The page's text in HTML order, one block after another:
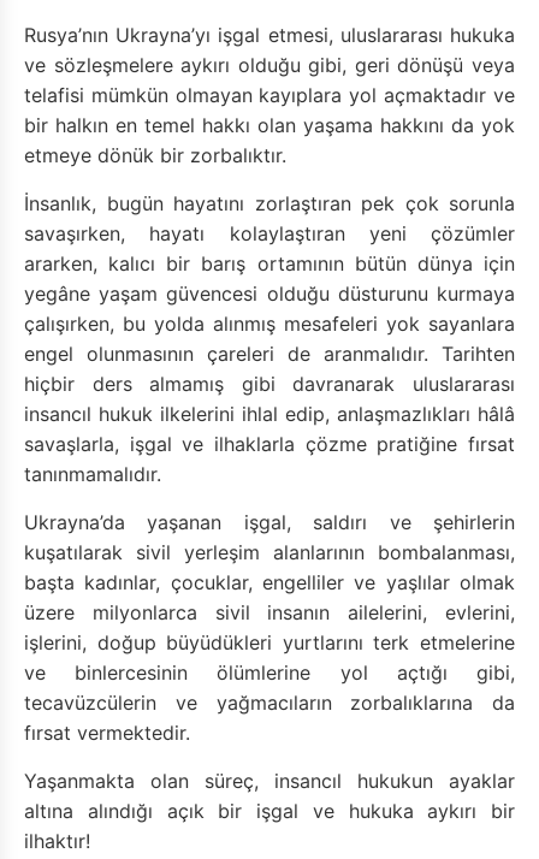
Rusya’nın Ukrayna’yı işgal etmesi, uluslararası hukuka
ve sözleşmelere aykırı olduğu gibi, geri dönüşü veya
telafisi mümkün olmayan kayıplara yol açmaktadır ve
bir halkın en temel hakkı olan yaşama hakkını da yok
etmeye dönük bir zorbalıktır.
İnsanlık, bugün hayatını zorlaştıran pek çok sorunla
savaşırken, hayatı kolaylaştıran yeni çözümler
ararken, kalıcı bir barış ortamının bütün dünya için
yegâne yaşam güvencesi olduğu düsturunu kurmaya
çalışırken, bu yolda alınmış mesafeleri yok sayanlara
engel olunmasının çareleri de aranmalıdır. Tarihten
hiçbir ders almamış gibi davranarak uluslararası
insancıl hukuk ilkelerini ihlal edip, anlaşmazlıkları hâlâ
savaşlarla, işgal ve ilhaklarla çözme pratiğine fırsat
tanınmamalıdır.
Ukrayna’da yaşanan işgal, saldırı ve şehirlerin
kuşatılarak sivil yerleşim alanlarının bombalanması,
başta kadınlar, çocuklar, engelliler ve yaşlılar olmak
üzere milyonlarca sivil insanın ailelerini, evlerini,
işlerini, doğup büyüdükleri yurtlarını terk etmelerine
ve binlercesinin ölümlerine yol açtığı gibi,
tecavüzcülerin ve yağmacıların zorbalıklarına da
fırsat vermektedir.
Yaşanmakta olan süreç, insancıl hukukun ayaklar
altına alındığı açık bir işgal ve hukuka aykırı bir
ilhaktır!